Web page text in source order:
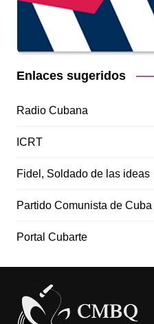
Enlaces sugeridos
Radio Cubana
ICRT
Fidel, Soldado de las ideas
Partido Comunista de Cuba
Portal Cubarte